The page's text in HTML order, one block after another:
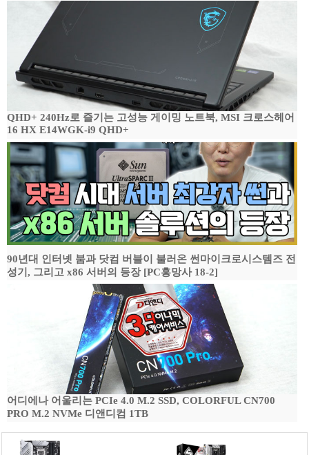
QHD+ 240Hz로 즐기는 고성능 게이밍 노트북, MSI 크로스헤어
16 HX E14WGK-i9 QHD+
90년대 인터넷 붐과 닷컴 버블이 불러온 썬마이크로시스템즈 전
성기, 그리고 x86 서버의 등장 [PC흥망사 18-2]
어디에나 어울리는 PCIe 4.0 M.2 SSD, COLORFUL CN700
PRO M.2 NVMe 디앤디컴 1TB